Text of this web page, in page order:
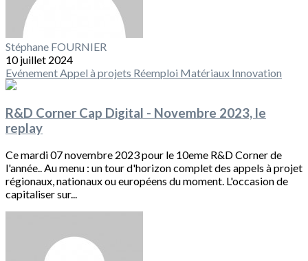
Stéphane FOURNIER
10 juillet 2024
EvénementAppel à projets Réemploi Matériaux Innovation
R&D Corner Cap Digital - Novembre 2023, le
replay
Ce mardi 07 novembre 2023 pour le 10eme R&D Corner de
l'année.. Au menu : un tour d'horizon complet des appels à projet
régionaux, nationaux ou européens du moment. L'occasion de
capitaliser sur...